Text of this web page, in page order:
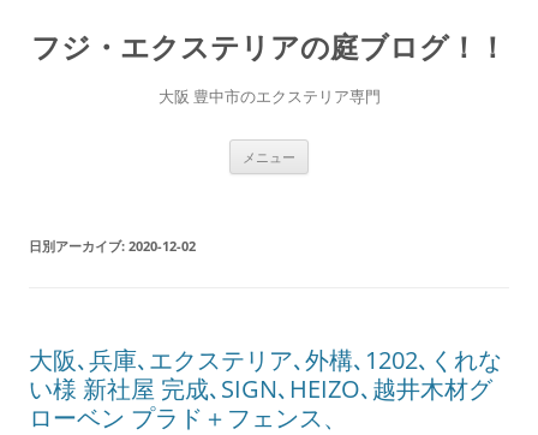
テ
ン
フジ・エクステリアの庭ブログ！！
大阪 豊中市のエクステリア専門
メニュー
日別アーカイブ: 2020-12-02
大阪､兵庫､エクステリア､外構､1202､くれな
い様 新社屋 完成､SIGN､HEIZO､越井木材グ
ローベン プラド＋フェンス、